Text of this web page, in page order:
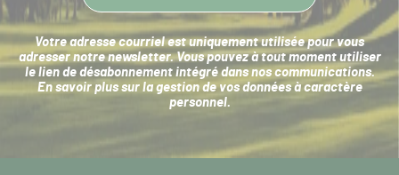
Votre adresse courriel est uniquement utilisée pour vous
adresser notre newsletter. Vous pouvez à tout moment utiliser
le lien de désabonnement intégré dans nos communications.
En savoir plus sur la gestion de vos données à caractère
personnel.